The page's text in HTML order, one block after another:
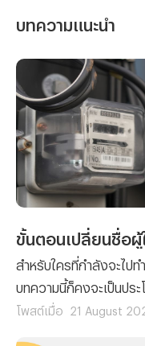
บทความแนะนำ
สำหรับใครที่กำลังจะไป
บทความนี้ก็คงจะเป็นปร
ได้รวบรวมขั้นตอนการยื่
โพสต์เมื่อ 21 August